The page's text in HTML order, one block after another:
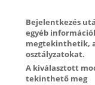
Bejelentkezés
egyéb
megtekinthetik,
osztályzatokat.
A kiválasztott
tekinthető meg